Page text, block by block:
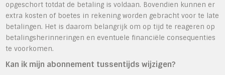
opgeschort totdat de betaling is voldaan. Bovendien kunnen er
extra kosten of boetes in rekening worden gebracht voor te late
betalingen. Het is daarom belangrijk om op tijd te reageren op
betalingsherinneringen en eventuele financiële consequenties
te voorkomen.
Kan ik mijn abonnement tussentijds wijzigen?